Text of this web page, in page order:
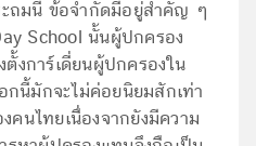
ะถมนี้ ข้อจำกัดมีอยู่สำคัญ ๆ
School นั้นผู้ปกครอง
ตั้งการ์เดี่ยนผู้ปกครองใน
กนี้มักจะไม่ค่อยนิยมสักเท่า
คนไทยเนื่องจากยังมีความ